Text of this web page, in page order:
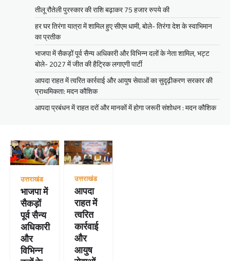
तीलू रौतेली पुरस्कार की राशि बढ़ाकर 75 हजार रुपये की
हर घर तिरंगा यात्रा में शामिल हुए सीएम धामी, बोले- तिरंगा देश के स्वाभिमान
का प्रतीक
भाजपा में सैकड़ों पूर्व सैन्य अधिकारी और विभिन्न दलों के नेता शामिल, भट्ट
बोले- 2027 में जीत की हैट्रिक लगाएगी पार्टी
आपदा राहत में त्वरित कार्रवाई और आयुष सेवाओं का सुदृढ़ीकरण सरकार की
प्राथमिकता: मदन कौशिक
आपदा प्रबंधन में राहत दरों और मानकों में होगा जरूरी संशोधन : मदन कौशिक
उत्तराखंड
भाजपा में
सैकड़ों
पूर्व सैन्य
अधिकारी
और
विभिन्न
उत्तराखंड
आपदा
राहत में
त्वरित
कार्रवाई
और
आयुष